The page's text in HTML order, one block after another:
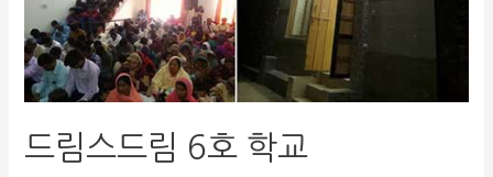
드림스드림 6호 학교